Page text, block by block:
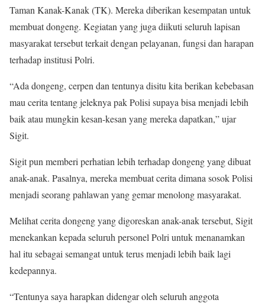
Taman Kanak-Kanak (TK). Mereka diberikan kesempatan untuk
membuat dongeng. Kegiatan yang juga diikuti seluruh lapisan
masyarakat tersebut terkait dengan pelayanan, fungsi dan harapan
terhadap institusi Polri.
“Ada dongeng, cerpen dan tentunya disitu kita berikan kebebasan
mau cerita tentang jeleknya pak Polisi supaya bisa menjadi lebih
baik atau mungkin kesan-kesan yang mereka dapatkan,” ujar
Sigit.
Sigit pun memberi perhatian lebih terhadap dongeng yang dibuat
anak-anak. Pasalnya, mereka membuat cerita dimana sosok Polisi
menjadi seorang pahlawan yang gemar menolong masyarakat.
Melihat cerita dongeng yang digoreskan anak-anak tersebut, Sigit
menekankan kepada seluruh personel Polri untuk menanamkan
hal itu sebagai semangat untuk terus menjadi lebih baik lagi
kedepannya.
“Tentunya saya harapkan didengar oleh seluruh anggota